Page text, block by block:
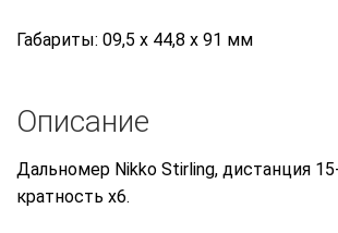
Габариты: 09,5 x 44,8 x 91 мм
Описание
Дальномер Nikko Stirling, дистанция
кратность х6.